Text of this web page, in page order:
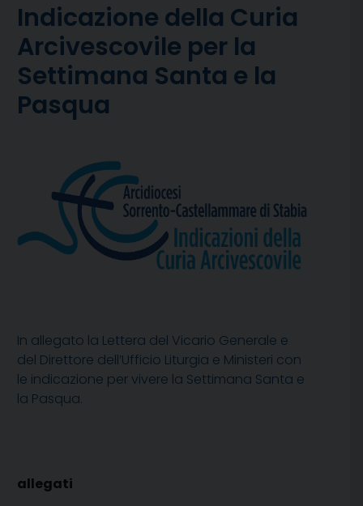
Indicazione della Curia
Arcivescovile per la
Settimana Santa e la
Pasqua
In allegato la Lettera del Vicario Generale e
del Direttore dell’Ufficio Liturgia e Ministeri con
le indicazione per vivere la Settimana Santa e
la Pasqua.